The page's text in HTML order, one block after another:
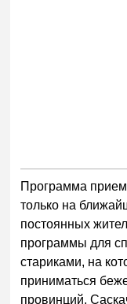
Программа
только на
постоянных
программы для
стариками, на
приниматься
провинций,